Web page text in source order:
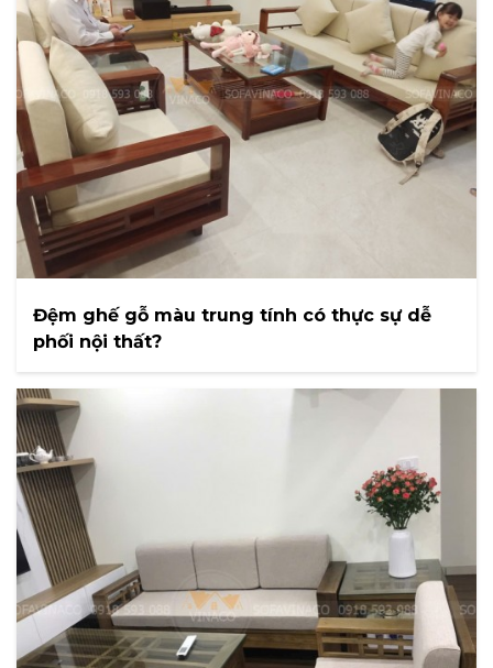
Đệm ghế gỗ màu trung tính có thực sự dễ
phối nội thất?